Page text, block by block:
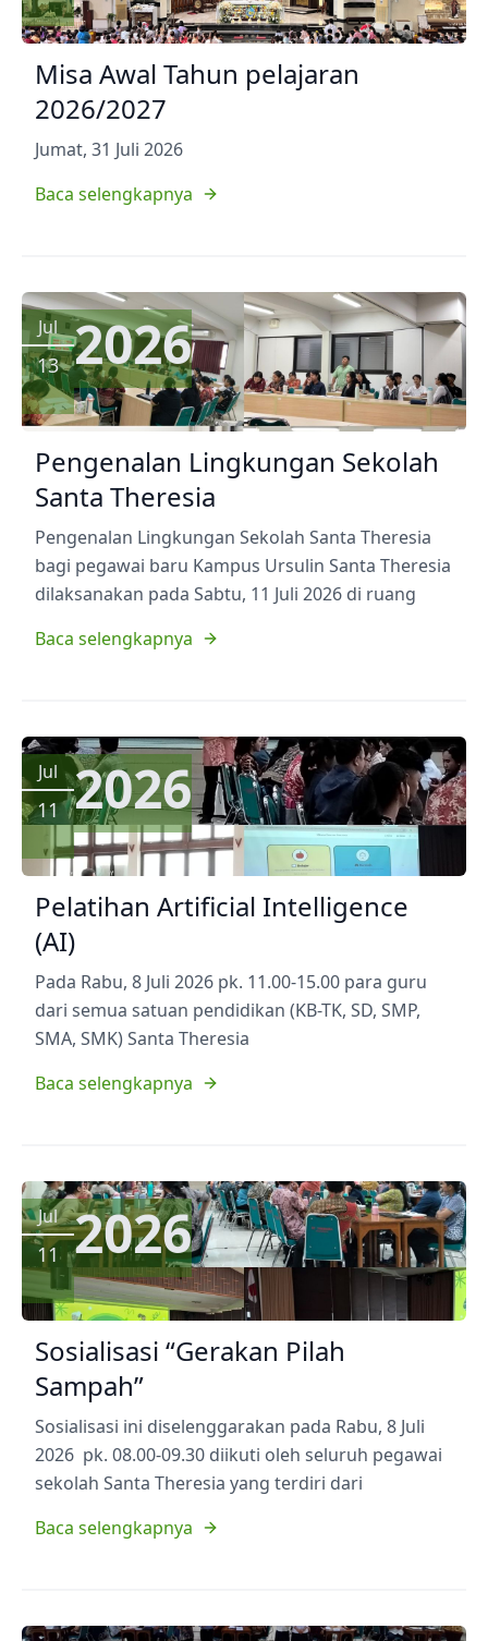
Misa Awal Tahun pelajaran
2026/2027
Jumat, 31 Juli 2026
Baca selengkapnya
Jul
13 2026
Pengenalan Lingkungan Sekolah
Santa Theresia
Pengenalan Lingkungan Sekolah Santa Theresia
bagi pegawai baru Kampus Ursulin Santa Theresia
dilaksanakan pada Sabtu, 11 Juli 2026 di ruang
Baca selengkapnya
Jul
11 2026
Pelatihan Artificial Intelligence
(AI)
Pada Rabu, 8 Juli 2026 pk. 11.00-15.00 para guru
dari semua satuan pendidikan (KB-TK, SD, SMP,
SMA, SMK) Santa Theresia
Baca selengkapnya
Jul
11 2026
Sosialisasi “Gerakan Pilah
Sampah”
Sosialisasi ini diselenggarakan pada Rabu, 8 Juli
2026 pk. 08.00-09.30 diikuti oleh seluruh pegawai
sekolah Santa Theresia yang terdiri dari
Baca selengkapnya